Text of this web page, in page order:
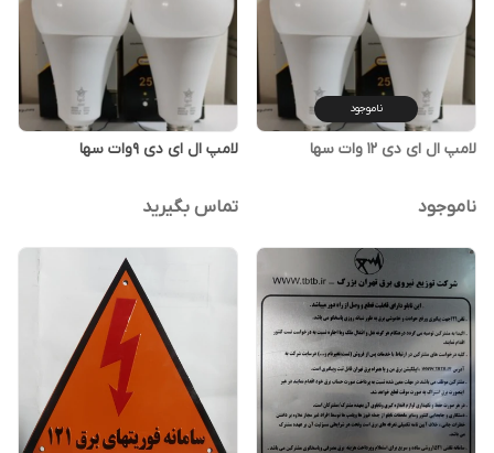
ناموجود
لامپ ال ای دی 12 وات سها
ناموجود
لامپ ال ای دی 9وات سها
تماس بگیرید